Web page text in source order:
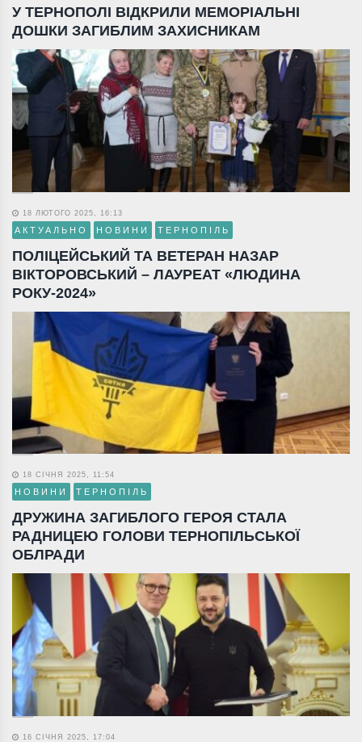
У ТЕРНОПОЛІ ВІДКРИЛИ МЕМОРІАЛЬНІ
ДОШКИ ЗАГИБЛИМ ЗАХИСНИКАМ
18 ЛЮТОГО 2025, 16:13
АКТУАЛЬНО НОВИНИ ТЕРНОПІЛЬ
ПОЛІЦЕЙСЬКИЙ ТА ВЕТЕРАН НАЗАР
ВІКТОРОВСЬКИЙ – ЛАУРЕАТ «ЛЮДИНА
РОКУ-2024»
18 СІЧНЯ 2025, 11:54
НОВИНИ ТЕРНОПІЛЬ
ДРУЖИНА ЗАГИБЛОГО ГЕРОЯ СТАЛА
РАДНИЦЕЮ ГОЛОВИ ТЕРНОПІЛЬСЬКОЇ
ОБЛРАДИ
16 СІЧНЯ 2025, 17:04